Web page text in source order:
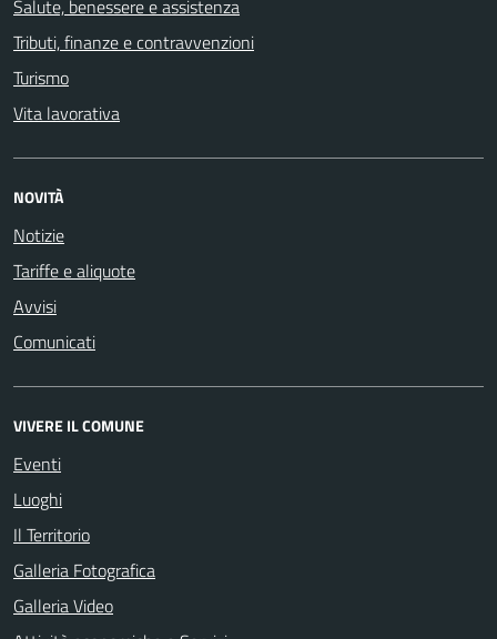
Salute, benessere e assistenza
Tributi, finanze e contravvenzioni
Turismo
Vita lavorativa
NOVITÀ
Notizie
Tariffe e aliquote
Avvisi
Comunicati
VIVERE IL COMUNE
Eventi
Luoghi
Il Territorio
Galleria Fotografica
Galleria Video